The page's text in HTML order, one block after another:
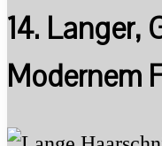
14. Langer,
Modernem